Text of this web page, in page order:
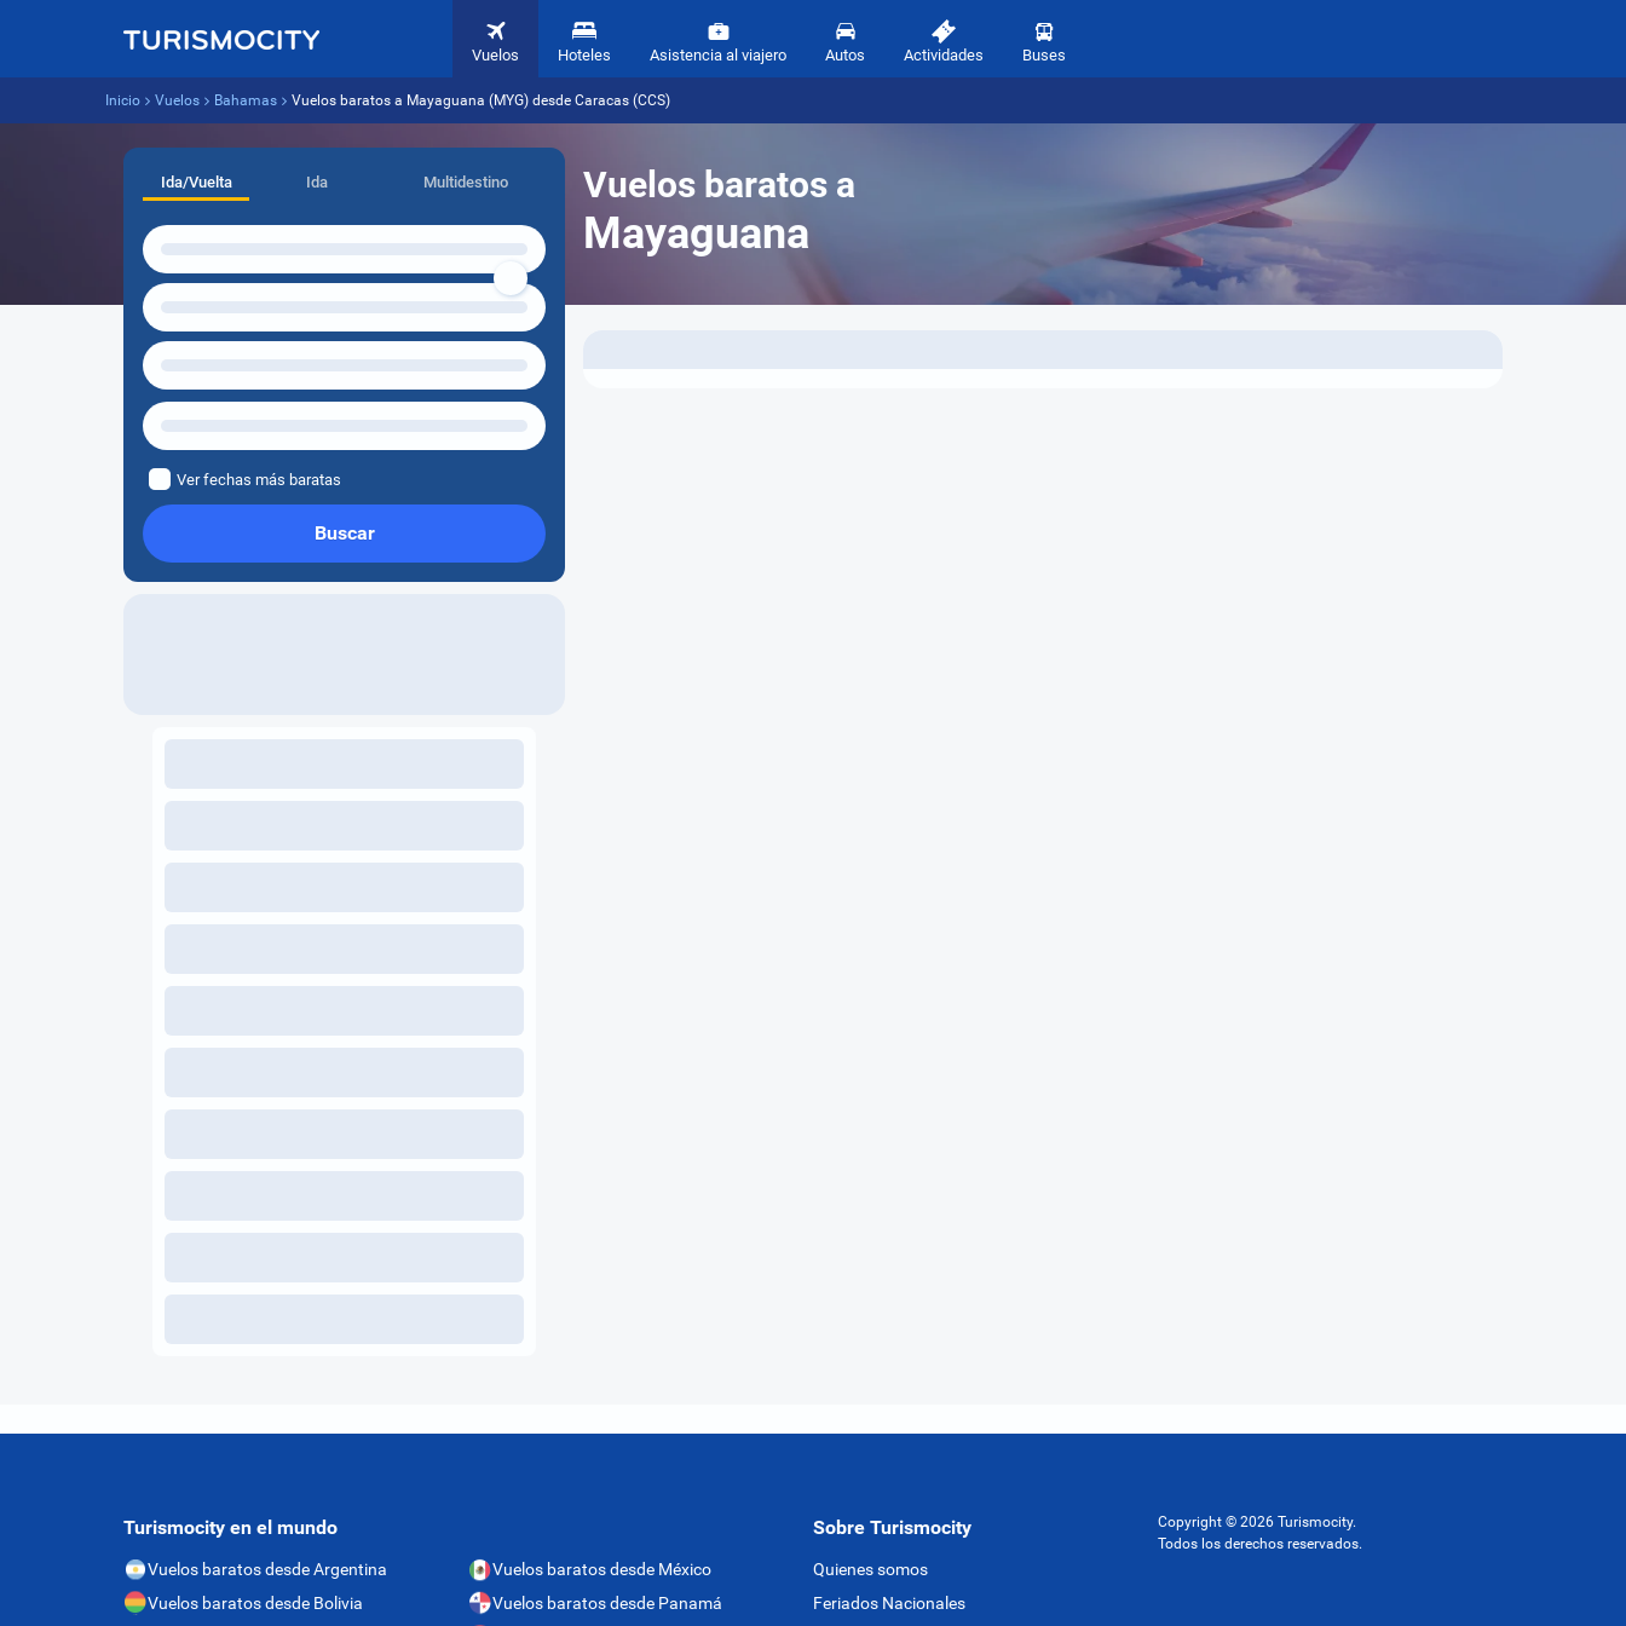
Vuelos Hoteles Asistencia al viajero Autos Actividades Buses
Inicio Vuelos Bahamas Vuelos baratos a Mayaguana (MYG) desde Caracas (CCS)
Vuelos baratos a
Mayaguana
Ida/Vuelta Ida Multidestino
Ver fechas más baratas
Buscar
Turismocity en el mundo
Vuelos baratos desde Argentina
Vuelos baratos desde Bolivia
Vuelos baratos desde México
Vuelos baratos desde Panamá
Sobre Turismocity
Quienes somos
Feriados Nacionales
Copyright © 2026 Turismocity.
Todos los derechos reservados.